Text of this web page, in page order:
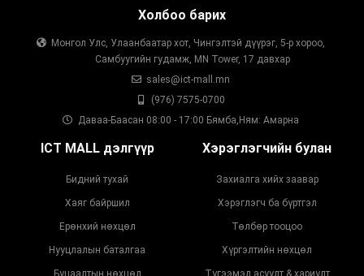
Холбоо барих
Монгол Улс, Улаанбаатар хот, Чингэлтэй дүүрэг, 5-р хороо,
Самбуугийн гудамж, MN Tower, 17 давхар
sales@ict-mall.mn
(976) 7575-0700
Даваа-Баасан 08:00 - 17:00 Бямба,Ням: Амарна
ICT MALL дэлгүүр
Бидний тухай
Хаяг байршил
Ерөнхий нөхцөл
Нууцлалын баталгаа
Буцаалтын нөхцөл
Хэрэглэгчийн булан
Захиалга хийх заавар
Хэрэглэгч ба бүртгэл
Төлбөр тооцоо
Хүргэлтийн нөхцөл
Түгээмэл асуулт & хариулт